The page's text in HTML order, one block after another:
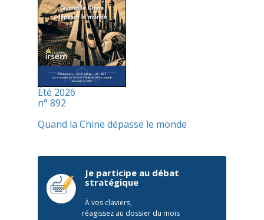
Été 2026
n° 892
Quand la Chine dépasse le monde
Je participe au débat
stratégique
À vos claviers,
réagissez au dossier du mois